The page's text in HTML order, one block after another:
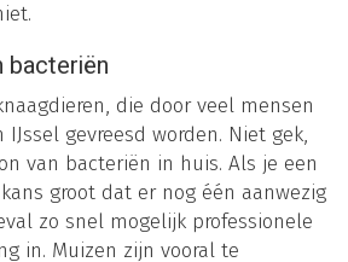
bacteriën
die door veel mensen
gevreesd worden. Niet gek,
van bacteriën in huis. Als je een
groot dat er nog één aanwezig
zo snel mogelijk professionele
in. Muizen zijn vooral te